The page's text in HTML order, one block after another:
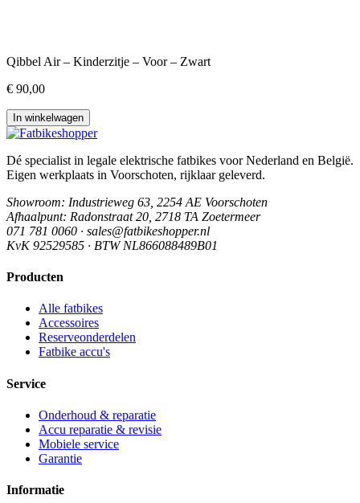
Qibbel Air – Kinderzitje – Voor – Zwart
€ 90,00
In winkelwagen
Dé specialist in legale elektrische fatbikes voor Nederland en België.
Eigen werkplaats in Voorschoten, rijklaar geleverd.
Showroom: Industrieweg 63, 2254 AE Voorschoten
Afhaalpunt: Radonstraat 20, 2718 TA Zoetermeer
071 781 0060 · sales@fatbikeshopper.nl
KvK 92529585 · BTW NL866088489B01
Producten
Alle fatbikes
Accessoires
Reserveonderdelen
Fatbike accu's
Service
Onderhoud & reparatie
Accu reparatie & revisie
Mobiele service
Garantie
Informatie